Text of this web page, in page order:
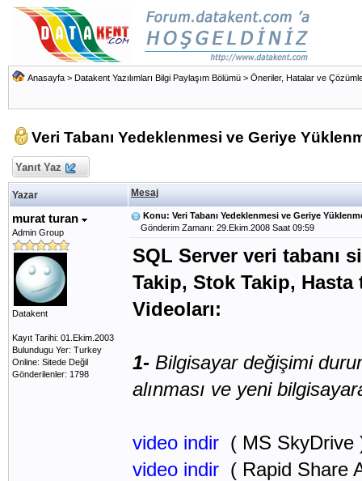
Anasayfa > Datakent Yazılımları Bilgi Paylaşım Bölümü > Öneriler, Hatalar ve
Veri Tabanı Yedeklenmesi ve Geriye
Yanıt Yaz
Yazar Mesaj
murat turan
Admin Group
Datakent
Kayıt Tarihi: 01.Ekim.2003
Bulundugu Yer: Turkey
Online: Sitede Değil
Gönderilenler: 1798
Konu: Veri Tabanı Yedeklenmesi ve Geriye
Gönderim Zamanı: 29.Ekim.2008 Saat 09:59
SQL Server veri tabanı
Takip, Stok Takip, Hasta
Videoları:
1- Bilgisayar değişimi
alınması ve yeni
video indir ( MS SkyDrive
video indir ( Rapid Share